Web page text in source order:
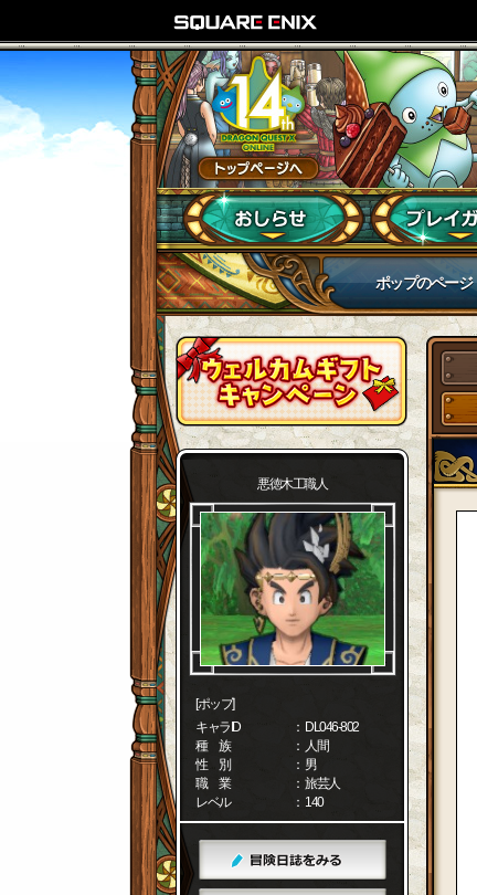
ポップのページ
悪徳木工職人
[ポップ]
キャラID
： DL046-802
種 族
： 人間
性 別
： 男
職 業
： 旅芸人
レベル
： 140